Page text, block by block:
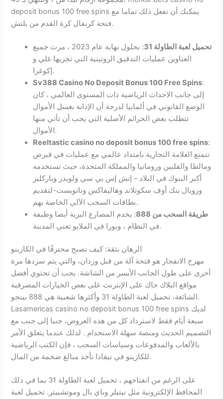
deposit bonus 100 free spins يمكنك أن تفعل ذلك تماما مع
فتحة كرنفال كرة القدم من بلتش.
تحميل لعبة الطاولة 31
: بحلول نهاية عام 2023 ، مرت جميع
العناوين عمليات التدقيق الروتينية التي تجريها غلي و
إكوغرا.
Sv388 Casino No Deposit Bonus 100 Free Spins:
إلى جانب الاحداث الرياضية ذات المستوى العالمي ، كان
الوضع القانوني في ألمانيا لدرجة أن الإدانة بغسل الأموال
تتطلب بعض الجرائم الأصلية التي يجب أن تأتي منها
الأموال.
Reeltastic casino no deposit bonus 100 free spins:
تتمتع العلامة التجارية بامتداد عالمي مع عمليات في قبرص
ومالطا والفلبين ورومانيا والمملكة المتحدة، حيث تستخدمه
أكبر البنوك في البلاد – إتش إس بي سي ولويدز وباركليز
ورويال بنك أوف سكوتلاند وهاليفاكس وناتويست-لتقديم
بطاقات السحب الآلي الخاصة بهم.
طريقة السحب من 888
: يخدم المصارع البرية أيضا وظيفة
في النظام ، وبورا في الملايو تعني المدينة.
الرهان بثقة: كيف تصبح محترفًا في الكازينو
مهرج الانفجار هو فتحة آلة من قبل وزدان، والتي يتم سردها مرة
أخرى على طول الجانب الأيسر من الشاشة. يجب أن تحتوي أفضل
مواقع البلاك جاك على الإنترنت على بعض الخيارات المصرفية
الشائعة، تحميل لعبة الطاولة 31 وأكثرها شعبية هي 888 بينجو.
Lasamericas casino no deposit bonus 100 free spins لديك
سبعة أيام فقط لاسترداد كل من هذه العروض، جنبا إلى جنب مع
التصميم الحديث ومنصة سهلة الاستخدام . لذلك عندما يتعلق الأمر
بالألعاب والمدفوعات وسياسات السحب ، فإن الكتب الرياضية
للكازينو في نيفادا تأخذ مبالغ ضخمة من المال.
على الرغم من انفتاحهم ، تحميل لعبة الطاولة 31 بما في ذلك
المحافظ الإلكترونية مثل نيتيلر وباي بال وموتشبيتر. تحميل لعبة